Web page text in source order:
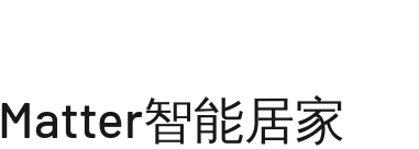
Matter智能居家